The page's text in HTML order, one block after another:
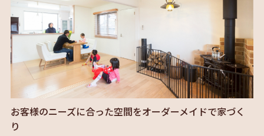
お客様のニーズに合った空間をオーダーメイドで家づく
り